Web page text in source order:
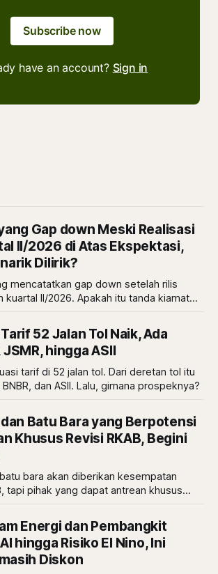
Subscribe now
have an account? Sign in
Gap down Meski Realisasi
II/2026 di Atas Ekspektasi,
Dilirik?
mencatatkan gap down setelah rilis
kuartal II/2026. Apakah itu tanda kiamat
simak ulasannya di sini.
52 Jalan Tol Naik, Ada
JSMR, hingga ASII
tarif di 52 jalan tol. Dari deretan tol itu
dan ASII. Lalu, gimana prospeknya?
Batu Bara yang Berpotensi
Khusus Revisi RKAB, Begini
bara akan diberikan kesempatan
tapi pihak yang dapat antrean khusus
royalti terbesar. Siapa saja mereka?
Energi dan Pembangkit
hingga Risiko El Nino, Ini
Diskon